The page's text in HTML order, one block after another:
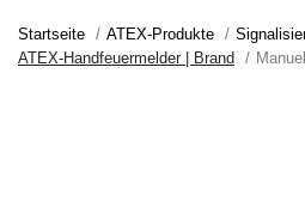
Startseite ATEX-Produkte
ATEX-Handfeuermelder | Brand